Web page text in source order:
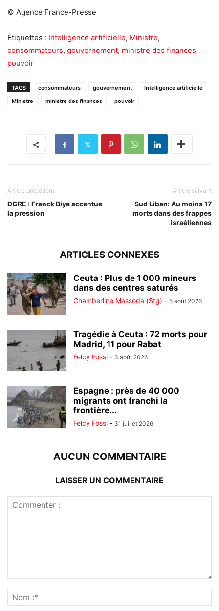
© Agence France-Presse
Étiquettes : Intelligence artificielle, Ministre,
consommateurs, gouvernement, ministre des finances,
pouvoir
TAGS consommateurs gouvernement
Intelligence artificielle
Ministre
ministre des finances pouvoir
Article précédent
DGRE : Franck Biya accentue
la pression
Article suivant
Sud Liban: Au moins 17
morts dans des frappes
israéliennes
ARTICLES CONNEXES
Ceuta : Plus de 1 000 mineurs
dans des centres saturés
Chamberline Massoda (Stg) - 5 août 2026
Tragédie à Ceuta : 72 morts pour
Madrid, 11 pour Rabat
Felcy Fossi - 3 août 2026
Espagne : près de 40 000
migrants ont franchi la
frontière...
Felcy Fossi - 31 juillet 2026
AUCUN COMMENTAIRE
LAISSER UN COMMENTAIRE